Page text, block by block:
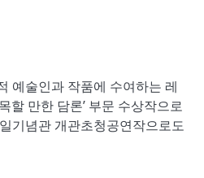
예술인과 작품에 수여하는 레
할 만한 담론’ 부문 수상작으로
기념관 개관초청공연작으로도